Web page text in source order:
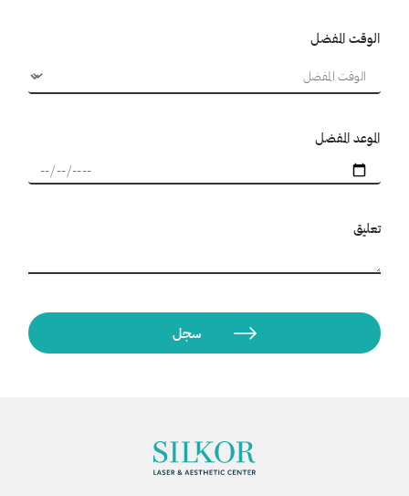
الوقت المفضل
الموعد المفضل
تعليق